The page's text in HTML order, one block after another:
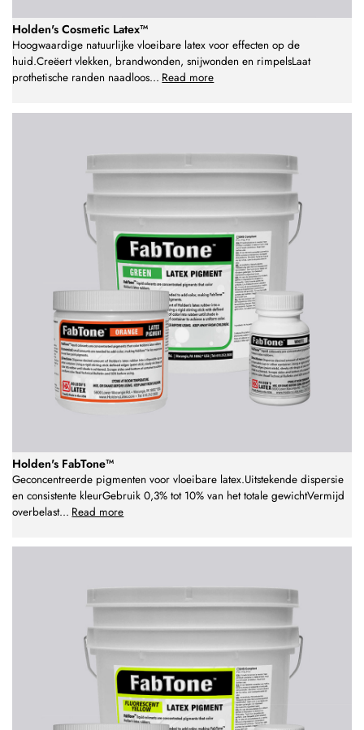
Holden's Cosmetic Latex™
Hoogwaardige natuurlijke vloeibare latex voor effecten op de
huid.Creëert vlekken, brandwonden, snijwonden en rimpelsLaat
prothetische randen naadloos... Read more
Holden's FabTone™
Geconcentreerde pigmenten voor vloeibare latex.Uitstekende dispersie
en consistente kleurGebruik 0,3% tot 10% van het totale gewichtVermijd
overbelast... Read more